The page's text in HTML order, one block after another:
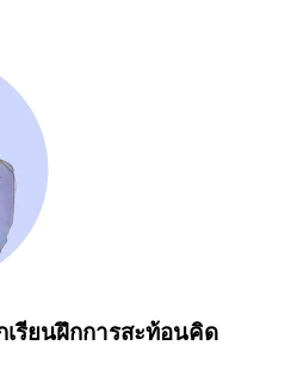
รียนฝึกการสะท้อนคิด